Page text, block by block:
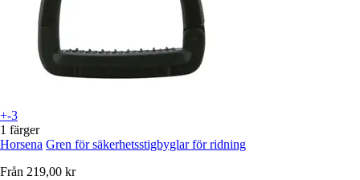
+-3
1 färger
Horsena Gren för säkerhetsstigbyglar för ridning
Från 219,00 kr